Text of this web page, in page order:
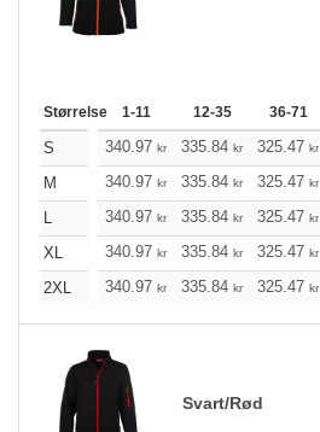
Størrelse 1-11 12-35 36-71
S 340.97 kr 335.84 kr 325.47 kr
M
340.97 kr 335.84 kr 325.47 kr
L
340.97 kr 335.84 kr 325.47 kr
XL
340.97 kr 335.84 kr 325.47 kr
2XL
340.97 kr 335.84 kr 325.47 kr
Svart/Rød